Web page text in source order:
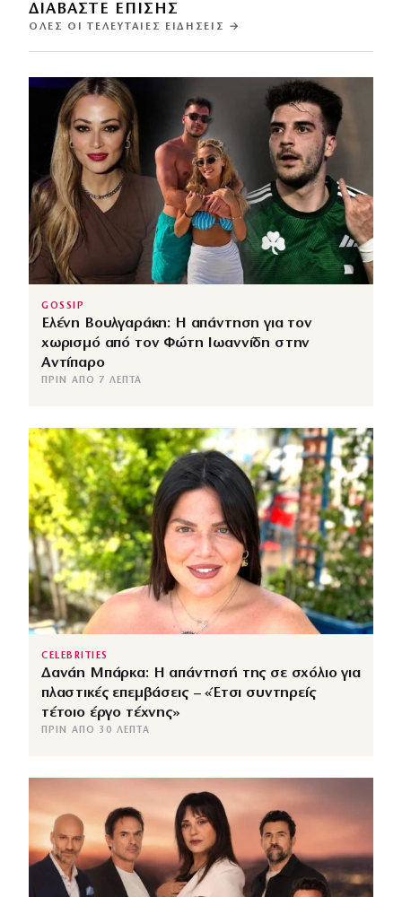
ΔΙΑΒΑΣΤΕ ΕΠΙΣΗΣ
ΌΛΕΣ ΟΙ ΤΕΛΕΥΤΑΊΕΣ ΕΙΔΉΣΕΙΣ →
GOSSIP
Ελένη Βουλγαράκη: Η απάντηση για τον
χωρισμό από τον Φώτη Ιωαννίδη στην
Αντίπαρο
ΠΡΙΝ ΑΠΌ 7 ΛΕΠΤΆ
CELEBRITIES
Δανάη Μπάρκα: Η απάντησή της σε σχόλιο για
πλαστικές επεμβάσεις – «Έτσι συντηρείς
τέτοιο έργο τέχνης»
ΠΡΙΝ ΑΠΌ 30 ΛΕΠΤΆ